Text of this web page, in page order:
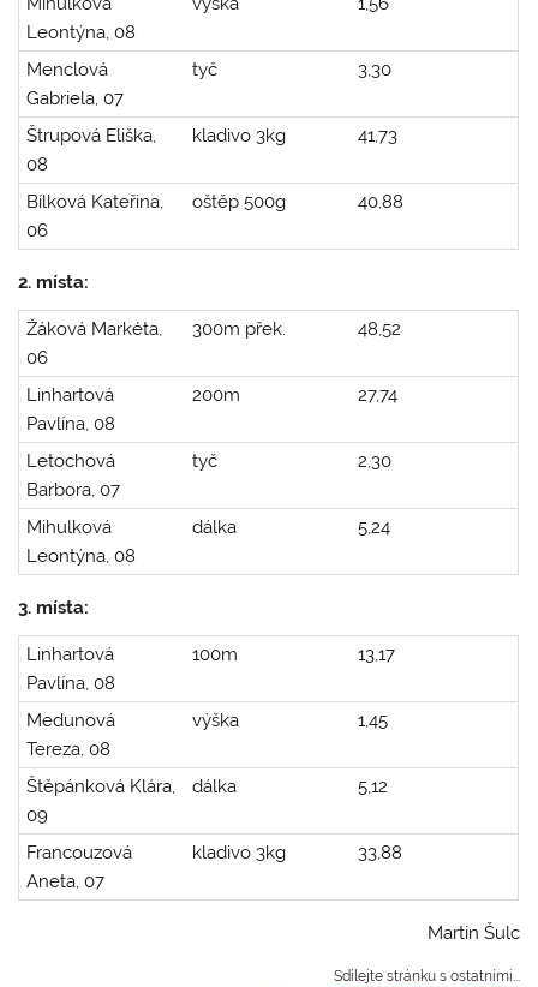
Leontýna, 08
Menclová
Gabriela, 07
tyč 3,30
Štrupová Eliška,
08
kladivo 3kg 41,73
Bílková Kateřina,
06
oštěp 500g 40,88
2. místa:
Žáková Markéta,
06
300m přek. 48,52
Linhartová
Pavlína, 08
200m 27,74
Letochová
Barbora, 07
tyč 2,30
Mihulková
Leontýna, 08
dálka 5,24
3. místa:
Linhartová
Pavlína, 08
100m 13,17
Medunová
Tereza, 08
výška 1,45
Štěpánková Klára,
09
dálka 5,12
Francouzová
Aneta, 07
kladivo 3kg 33,88
Martin Šulc
Sdílejte stránku s ostatními...